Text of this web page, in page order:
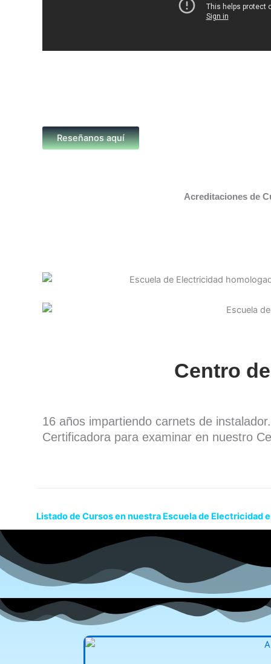
Reseñanos aquí
Acreditaciones de
Centro
16 años impartiendo carnets de
Certificadora para examinar en nuestro
Listado de Cursos en nuestra Escuela de Electricidad